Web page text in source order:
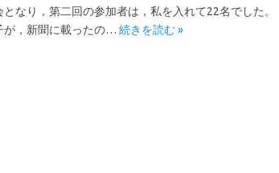
となり，第二回の参加者は，私を入れて22名でした。
が，新聞に載ったの… 続きを読む »